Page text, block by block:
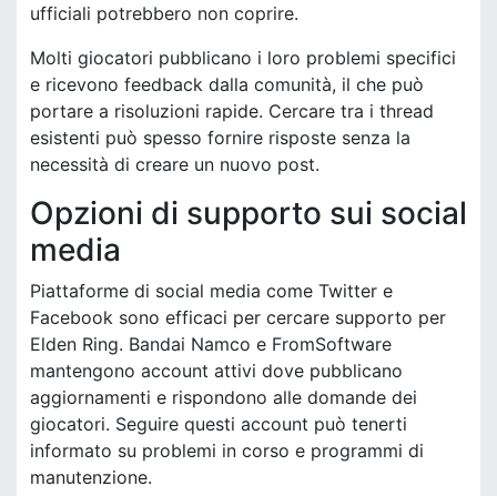
ufficiali potrebbero non coprire.
Molti giocatori pubblicano i loro problemi specifici
e ricevono feedback dalla comunità, il che può
portare a risoluzioni rapide. Cercare tra i thread
esistenti può spesso fornire risposte senza la
necessità di creare un nuovo post.
Opzioni di supporto sui social
media
Piattaforme di social media come Twitter e
Facebook sono efficaci per cercare supporto per
Elden Ring. Bandai Namco e FromSoftware
mantengono account attivi dove pubblicano
aggiornamenti e rispondono alle domande dei
giocatori. Seguire questi account può tenerti
informato su problemi in corso e programmi di
manutenzione.